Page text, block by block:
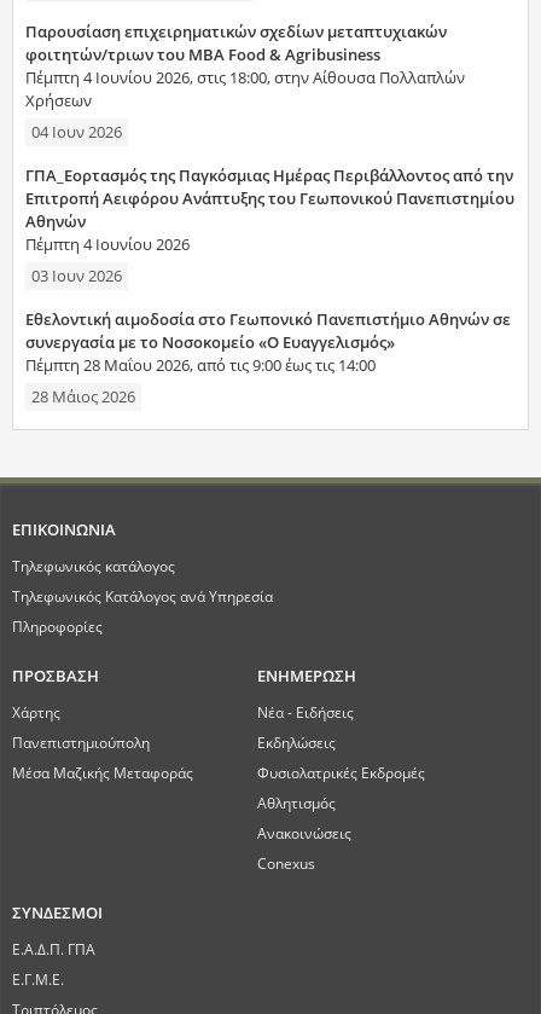
Παρουσίαση επιχειρηματικών σχεδίων μεταπτυχιακών
φοιτητών/τριων του MBA Food & Agribusiness
Πέμπτη 4 Ιουνίου 2026, στις 18:00, στην Αίθουσα Πολλαπλών
Χρήσεων
04 Ιουν 2026
ΓΠΑ_Εορτασμός της Παγκόσμιας Ημέρας Περιβάλλοντος από την
Επιτροπή Αειφόρου Ανάπτυξης του Γεωπονικού Πανεπιστημίου
Αθηνών
Πέμπτη 4 Ιουνίου 2026
03 Ιουν 2026
Εθελοντική αιμοδοσία στο Γεωπονικό Πανεπιστήμιο Αθηνών σε
συνεργασία με το Νοσοκομείο «Ο Ευαγγελισμός»
Πέμπτη 28 Μαΐου 2026, από τις 9:00 έως τις 14:00
28 Μάιος 2026
ΕΠΙΚΟΙΝΩΝΙΑ
Τηλεφωνικός κατάλογος
Τηλεφωνικός Κατάλογος ανά Υπηρεσία
Πληροφορίες
ΠΡΟΣΒΑΣΗ
Χάρτης
Πανεπιστημιούπολη
Μέσα Μαζικής Μεταφοράς
ΕΝΗΜΕΡΩΣΗ
Νέα - Ειδήσεις
Εκδηλώσεις
Φυσιολατρικές Εκδρομές
Αθλητισμός
Ανακοινώσεις
Conexus
ΣΥΝΔΕΣΜΟΙ
Ε.Α.Δ.Π. ΓΠΑ
Ε.Γ.Μ.Ε.
Τριπτόλεμος